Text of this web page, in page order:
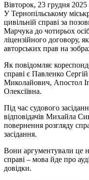
Вівторок, 23 грудня
У Тернопільському
цивільній справі за
Марчука до чотирьох
ліцензійного договору,
авторських прав на
Як повідомляє
справі є Павленко
Миколайович, Апостол
Олексіївна.
Під час судового
відповідачів Михайла
повернення розгляду
засідання.
Вони аргументували це
справі – мова йде про
довідки.